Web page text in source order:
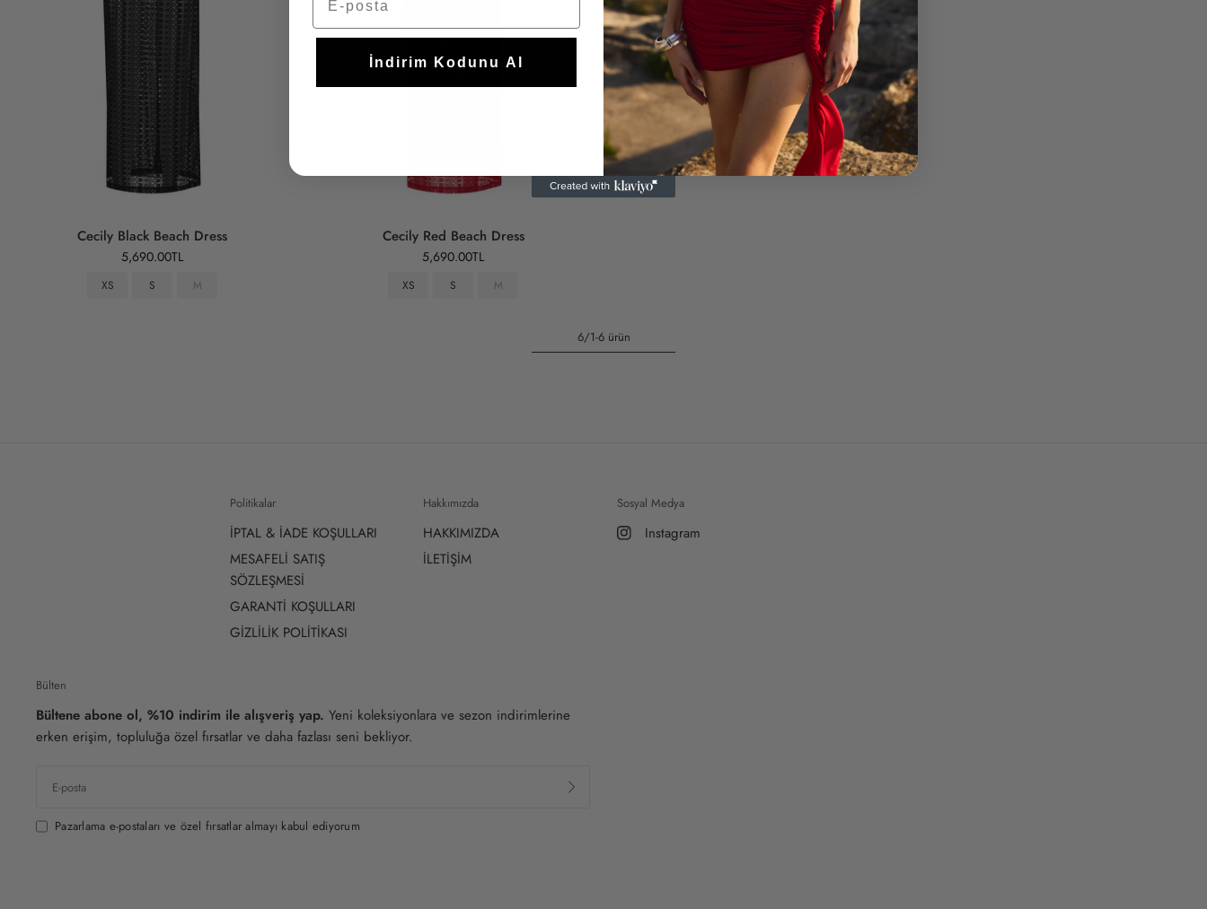
Cecily Black Beach Dress
5,690.00TL
XS S M
Cecily Red Beach Dress
5,690.00TL
XS S M
6/1-6 ürün
Politikalar
İPTAL & İADE KOŞULLARI
MESAFELİ SATIŞ
SÖZLEŞMESİ
GARANTİ KOŞULLARI
GİZLİLİK POLİTİKASI
Hakkımızda
HAKKIMIZDA
İLETİŞİM
Sosyal Medya
Instagram
Bülten
Bültene abone ol, %10 indirim ile alışveriş yap. Yeni koleksiyonlara ve sezon indirimlerine
erken erişim, topluluğa özel fırsatlar ve daha fazlası seni bekliyor.
Pazarlama e-postaları ve özel fırsatlar almayı kabul ediyorum
İndirim Kodunu Al